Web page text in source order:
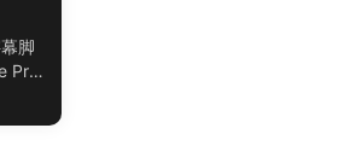
脚
Pro